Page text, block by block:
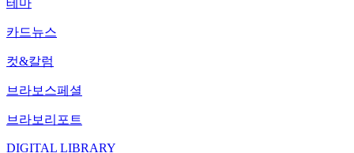
테마
카드뉴스
컷&칼럼
브라보스페셜
브라보리포트
DIGITAL LIBRARY